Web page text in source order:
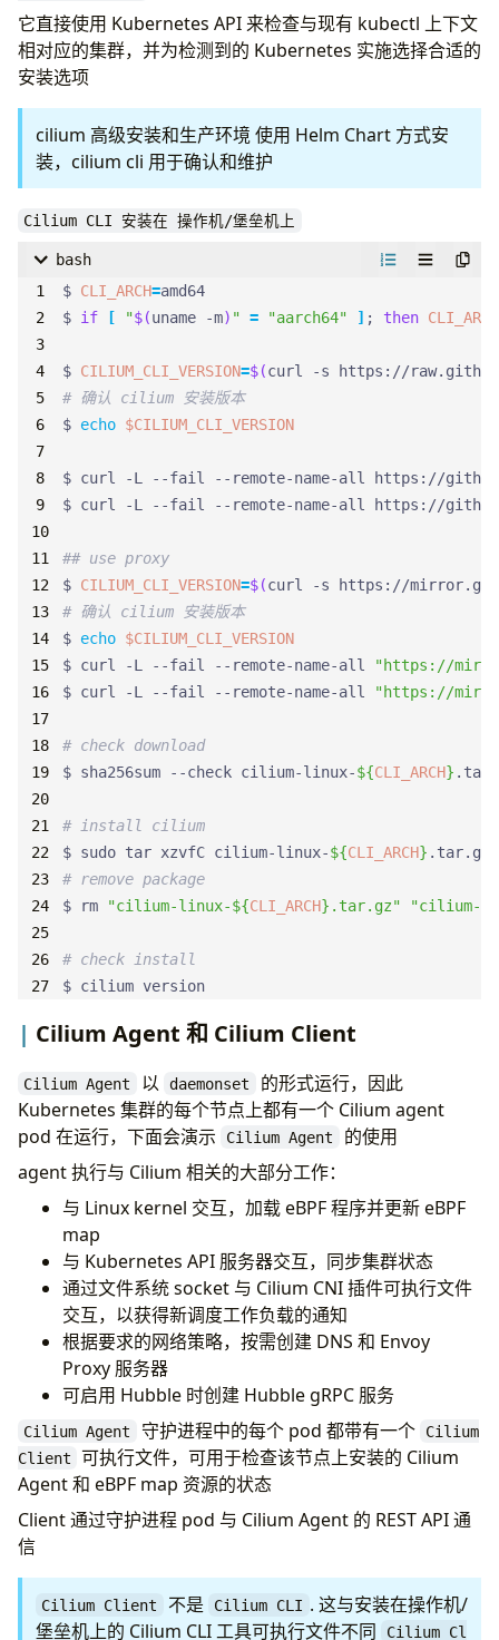
它直接使用 Kubernetes API 来检查与现有 kubectl 上下文
相对应的集群，并为检测到的 Kubernetes 实施选择合适的
安装选项
cilium 高级安装和生产环境 使用 Helm Chart 方式安
装，cilium cli 用于确认和维护
Cilium CLI 安装在 操作机/堡垒机上
bash
$ CLI_ARCH=
$ if [ "$(uname -m) " = "aarch64" ] ; then CLI_ARCH
$ CILIUM_CLI_VERSION=$(curl -s https://
# 确认 cilium 安装版本
$ echo $CILIUM_CLI_VERSION
$ curl -L --fail --remote-name-all https://
$ curl -L --fail --remote-name-all https://
## use proxy
$ CILIUM_CLI_VERSION=$(curl -s https://
# 确认 cilium 安装版本
$ echo $CILIUM_CLI_VERSION
$ curl -L --fail --remote-name-all
"https://
$ curl -L --fail --remote-name-all
"https://
# check download
$ sha256sum --check cilium-linux-${CLI_ARCH}
# install cilium
$ sudo tar xzvfC cilium-linux-${CLI_ARCH}
# remove package
$ rm
"cilium-linux-${CLI_ARCH} .tar.gz" "cilium-
# check install
$ cilium version
Cilium Agent 和 Cilium Client
Cilium Agent 以 daemonset
的形式运行，因此
Kubernetes 集群的每个节点上都有一个 Cilium agent
pod 在运行，下面会演示
Cilium Agent
的使用
agent 执行与 Cilium 相关的大部分工作：
与 Linux kernel 交互，加载 eBPF 程序并更新 eBPF
map
与 Kubernetes API 服务器交互，同步集群状态
通过文件系统 socket 与 Cilium CNI 插件可执行文件
交互，以获得新调度工作负载的通知
根据要求的网络策略，按需创建 DNS 和 Envoy
Proxy 服务器
可启用 Hubble 时创建 Hubble gRPC 服务
Cilium Agent 守护进程中的每个 pod 都带有一个
Cilium
Client
可执行文件，可用于检查该节点上安装的 Cilium
Agent 和 eBPF map 资源的状态
Client 通过守护进程 pod 与 Cilium Agent 的 REST API 通
信
Cilium Client 不是 Cilium CLI . 这与安装在操作机/
堡垒机上的 Cilium CLI 工具可执行文件不同
Cilium Cl